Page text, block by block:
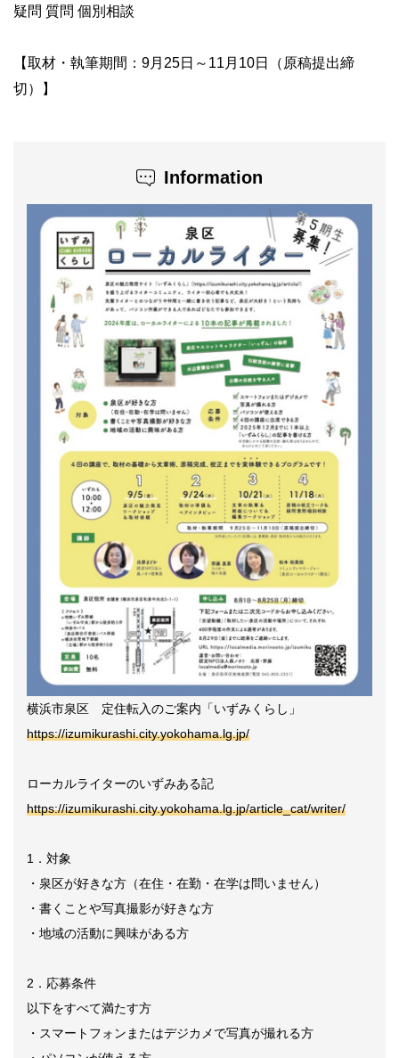
疑問 質問 個別相談
【取材・執筆期間：9月25日～11月10日（原稿提出締
切）】
Information
横浜市泉区 定住転入のご案内「いずみくらし」
https://izumikurashi.city.yokohama.lg.jp/
ローカルライターのいずみある記
https://izumikurashi.city.yokohama.lg.jp/article_cat/writer/
1．対象
・泉区が好きな方（在住・在勤・在学は問いません）
・書くことや写真撮影が好きな方
・地域の活動に興味がある方
2．応募条件
以下をすべて満たす方
・スマートフォンまたはデジカメで写真が撮れる方